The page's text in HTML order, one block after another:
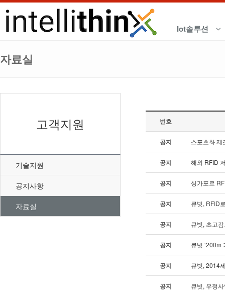
Iot솔루션
자료실
고객지원
기술지원
공지사항
자료실
번호
공지 스포츠화
공지 해외 RFID
공지 싱가포르
공지 큐빗, RFID
공지 큐빗, 초고
공지 큐빗 ‘200m
공지 큐빗, 2014
공지 큐빗, 우정